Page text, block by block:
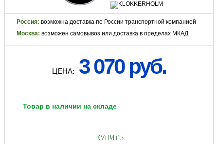
Россия: возможна доставка по России транспортной компанией
Москва: возможен самовывоз или доставка в пределах МКАД
ЦЕНА: 3 070 руб.
Товар в наличии на складе
КУПИТЬ